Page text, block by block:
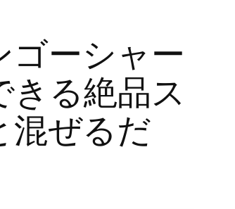
ーシャー
る絶品ス
混ぜるだ